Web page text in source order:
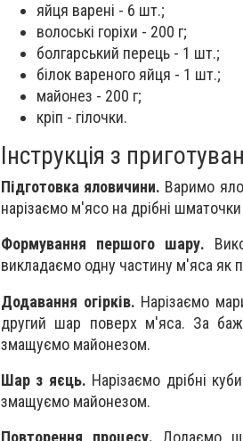
яйця варені - 6 шт.;
волоські горіхи - 200 г;
болгарський перець - 1 шт.;
білок вареного яйця - 1 шт.;
майонез - 200 г;
кріп - гілочки.
Інструкція з
Підготовка яловичини. Варимо
нарізаємо м'ясо на дрібні
Формування першого шару.
викладаємо одну частину м'яса
Додавання огірків. Нарізаємо
другий шар поверх м'яса. За
змащуємо майонезом.
Шар з яєць. Нарізаємо дрібні
змащуємо майонезом.
Повторення процесу. Додаємо